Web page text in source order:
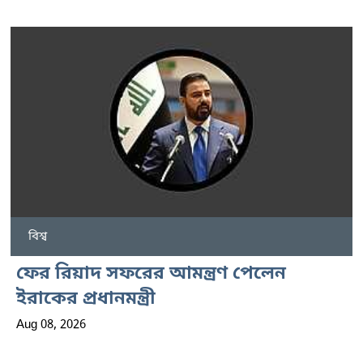
বিশ্ব
ফের রিয়াদ সফরের আমন্ত্রণ পেলেন
ইরাকের প্রধানমন্ত্রী
Aug 08, 2026